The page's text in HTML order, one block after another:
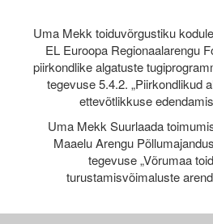
Uma Mekk toiduvõrgustiku
EL Euroopa Regionaalarengu
piirkondlike algatuste
tegevuse 5.4.2. „Piirkondlikud
ettevõtlikkuse
Uma Mekk Suurlaada
Maaelu Arengu
tegevuse „Võrumaa
turustamisvõimaluste